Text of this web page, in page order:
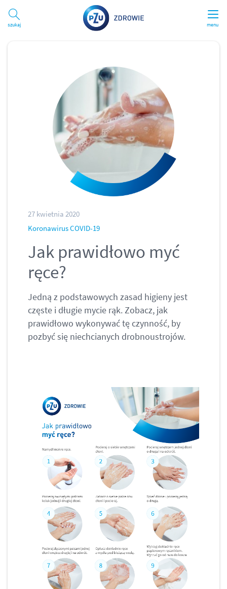
menu
Szukaj
27 kwietnia 2020
Koronawirus COVID-19
Jak prawidłowo myć
ręce?
Jedną z podstawowych zasad higieny jest
częste i długie mycie rąk. Zobacz, jak
prawidłowo wykonywać tę czynność, by
pozbyć się niechcianych drobnoustrojów.